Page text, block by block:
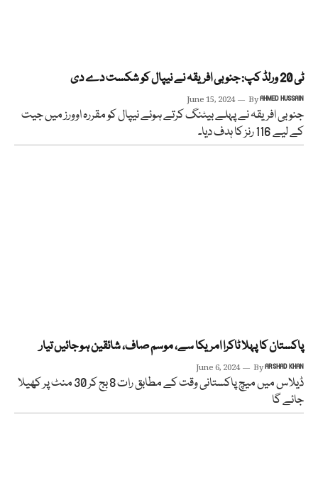
ٹی 20 ورلڈ کپ: جنوبی افریقہ نے نیپال کو شکست دے دی
June 15, 2024 ByAHMED HUSSAIN
جنوبی افریقہ نے پہلے بیٹنگ کرتے ہوئے نیپال کو مقررہ اوورز میں جیت
کے لیے 116 رنز کا ہدف دیا۔
پاکستان کا پہلا ٹاکرا امریکا سے، موسم صاف، شائقین ہو جائیں تیار
June 6, 2024 ByARSHAD KHAN
ڈیلاس میں میچ پاکستانی وقت کے مطابق رات 8 بج کر 30 منٹ پر کھیلا
جائے گا